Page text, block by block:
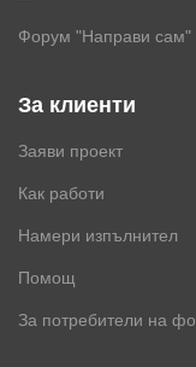
Форум "Направи сам"
За клиенти
Заяви проект
Как работи
Намери изпълнител
Помощ
За потребители на